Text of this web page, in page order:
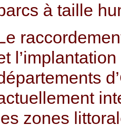
à taille
les zones